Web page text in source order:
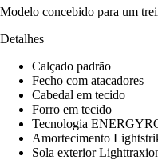
Modelo concebido para um
Detalhes
Calçado padrão
Fecho com atacadores
Cabedal em tecido
Forro em tecido
Tecnologia
Amortecimento
Sola exterior